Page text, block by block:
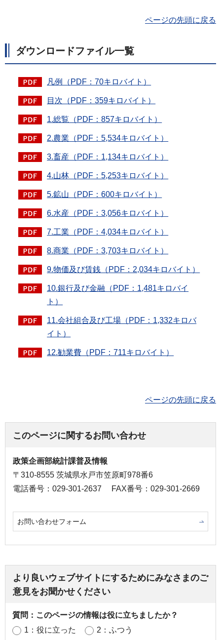
ページの先頭に戻る
ダウンロードファイル一覧
凡例（PDF：70キロバイト）
目次（PDF：359キロバイト）
1.総覧（PDF：857キロバイト）
2.農業（PDF：5,534キロバイト）
3.畜産（PDF：1,134キロバイト）
4.山林（PDF：5,253キロバイト）
5.鉱山（PDF：600キロバイト）
6.水産（PDF：3,056キロバイト）
7.工業（PDF：4,034キロバイト）
8.商業（PDF：3,703キロバイト）
9.物価及び賃銭（PDF：2,034キロバイト）
10.銀行及び金融（PDF：1,481キロバイ
ト）
11.会社組合及び工場（PDF：1,332キロバ
イト）
12.勧業費（PDF：711キロバイト）
ページの先頭に戻る
このページに関するお問い合わせ
政策企画部統計課普及情報
〒310-8555 茨城県水戸市笠原町978番6
電話番号：029-301-2637
FAX番号：029-301-2669
お問い合わせフォーム
より良いウェブサイトにするためにみなさまのご
意見をお聞かせください
質問：このページの情報は役に立ちましたか？
1：役に立った
2：ふつう